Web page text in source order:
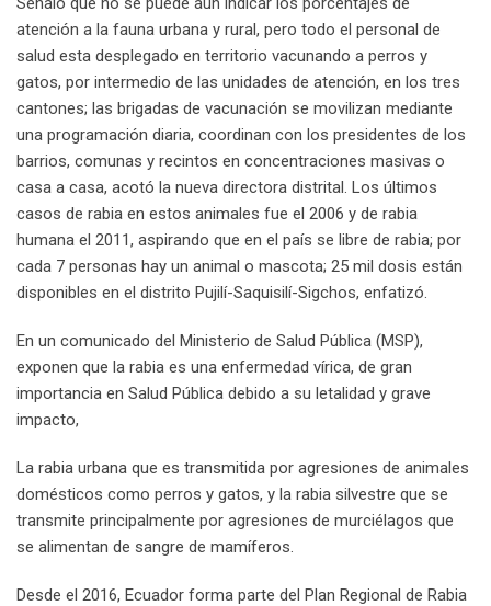
atención a la fauna urbana y rural, pero todo el personal de
salud esta desplegado en territorio vacunando a perros y
gatos, por intermedio de las unidades de atención, en los tres
cantones; las brigadas de vacunación se movilizan mediante
una programación diaria, coordinan con los presidentes de los
barrios, comunas y recintos en concentraciones masivas o
casa a casa, acotó la nueva directora distrital. Los últimos
casos de rabia en estos animales fue el 2006 y de rabia
humana el 2011, aspirando que en el país se libre de rabia; por
cada 7 personas hay un animal o mascota; 25 mil dosis están
disponibles en el distrito Pujilí-Saquisilí-Sigchos, enfatizó.
En un comunicado del Ministerio de Salud Pública (MSP),
exponen que la rabia es una enfermedad vírica, de gran
importancia en Salud Pública debido a su letalidad y grave
impacto,
La rabia urbana que es transmitida por agresiones de animales
domésticos como perros y gatos, y la rabia silvestre que se
transmite principalmente por agresiones de murciélagos que
se alimentan de sangre de mamíferos.
Desde el 2016, Ecuador forma parte del Plan Regional de Rabia